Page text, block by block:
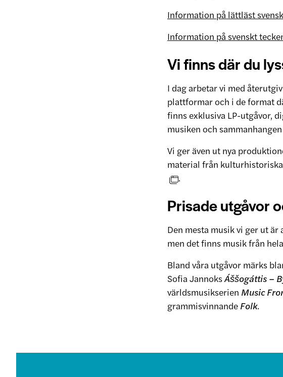
Information på lättläst
Information på svenskt
Vi finns där du
I dag arbetar vi med
plattformar och i de format
finns exklusiva LP-utgåvor,
musiken och
Vi ger även ut nya
material från
.
Prisade utgåvor
Den mesta musik vi ger ut
men det finns musik från
Bland våra utgåvor märks
Sofia JannoksÁššogáttis –
världsmusikserien Music
grammisvinnande Folk.